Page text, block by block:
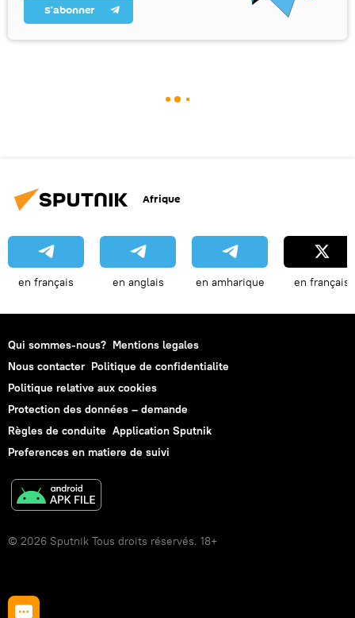
S’abonner
Afrique
en français en anglais en amharique en français
Qui sommes-nous? Mentions legales
Nous contacter Politique de confidentialite
Politique relative aux cookies
Protection des données – demande
Règles de conduite Application Sputnik
Preferences en matiere de suivi
© 2026 Sputnik Tous droits réservés. 18+